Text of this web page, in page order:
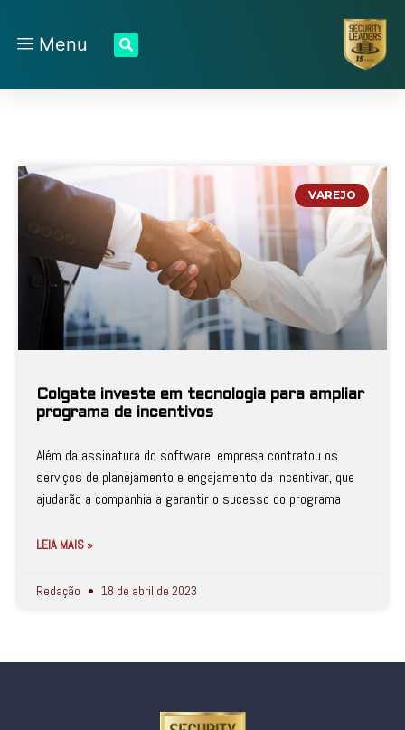
Menu
VAREJO
Colgate investe em tecnologia para ampliar
programa de incentivos
Além da assinatura do software, empresa contratou os
serviços de planejamento e engajamento da Incentivar, que
ajudarão a companhia a garantir o sucesso do programa
LEIA MAIS »
Redação 18 de abril de 2023